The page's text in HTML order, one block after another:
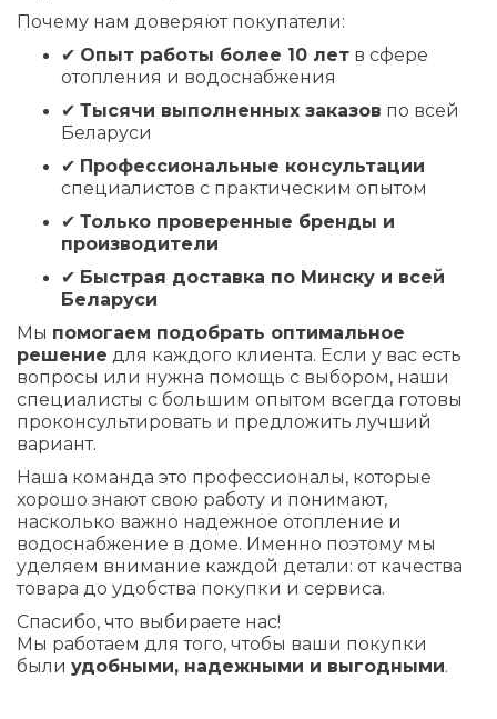
Почему нам доверяют покупатели:
✔ Опыт работы более 10 лет в сфере
отопления и водоснабжения
✔ Тысячи выполненных заказов по всей
Беларуси
✔ Профессиональные консультации
специалистов с практическим опытом
✔ Только проверенные бренды и
производители
✔ Быстрая доставка по Минску и всей
Беларуси
Мы помогаем подобрать оптимальное
решение для каждого клиента. Если у вас есть
вопросы или нужна помощь с выбором, наши
специалисты с большим опытом всегда готовы
проконсультировать и предложить лучший
вариант.
Наша команда это профессионалы, которые
хорошо знают свою работу и понимают,
насколько важно надежное отопление и
водоснабжение в доме. Именно поэтому мы
уделяем внимание каждой детали: от качества
товара до удобства покупки и сервиса.
Спасибо, что выбираете нас!
Мы работаем для того, чтобы ваши покупки
были удобными, надежными и выгодными.